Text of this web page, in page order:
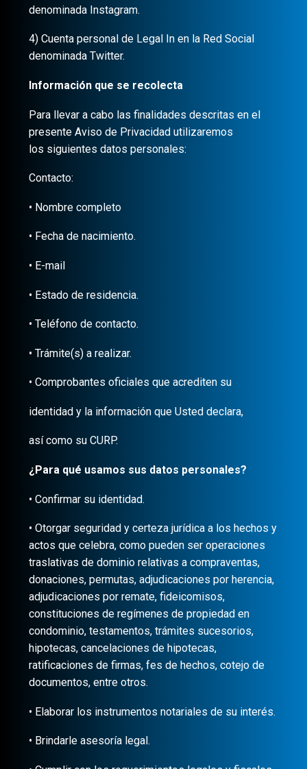
denominada Instagram.
4) Cuenta personal de Legal In en la Red Social
denominada Twitter.
Información que se recolecta
Para llevar a cabo las finalidades descritas en el
presente Aviso de Privacidad utilizaremos
los siguientes datos personales:
Contacto:
• Nombre completo
• Fecha de nacimiento.
• E-mail
• Estado de residencia.
• Teléfono de contacto.
• Trámite(s) a realizar.
• Comprobantes oficiales que acrediten su
identidad y la información que Usted declara,
así como su CURP.
¿Para qué usamos sus datos personales?
• Confirmar su identidad.
• Otorgar seguridad y certeza jurídica a los hechos y
actos que celebra, como pueden ser operaciones
traslativas de dominio relativas a compraventas,
donaciones, permutas, adjudicaciones por herencia,
adjudicaciones por remate, fideicomisos,
constituciones de regímenes de propiedad en
condominio, testamentos, trámites sucesorios,
hipotecas, cancelaciones de hipotecas,
ratificaciones de firmas, fes de hechos, cotejo de
documentos, entre otros.
• Elaborar los instrumentos notariales de su interés.
• Brindarle asesoría legal.